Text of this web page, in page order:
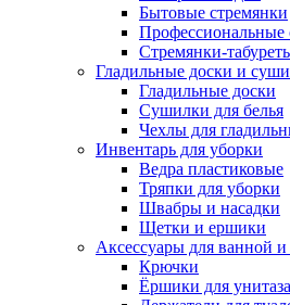
Бытовые стремянки
Профессиональные
Стремянки-
Гладильные доски и
Гладильные доски
Сушилки для белья
Чехлы для
Инвентарь для уборки
Ведра пластиковые
Тряпки для уборки
Швабры и насадки
Щетки и ершики
Аксессуары для ванной и
Крючки
Ёршики для унитаза